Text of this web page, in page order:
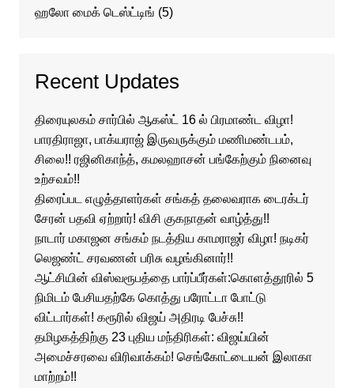
ஹலோ மைக் டெஸ்ட்டிங் (5)
Recent Updates
திரையுலகம் சார்பில் ஆகஸ்ட் 16 ல் பிரமாண்ட விழா!
பாரதிராஜா, பாக்யராஜ் இருவருக்கும் மணிமண்டபம்,
சிலை!! ரஜினிகாந்த், கமலஹாசன் பங்கேற்கும் நினைவு
உற்சவம்!!
திரைப்பட எழுத்தாளர்கள் சங்கத் தலைவராக டைரக்டர்
சேரன் பதவி ஏற்றார்! விசி குகநாதன் வாழ்த்து!!
நாடார் மகாஜன சங்கம் நடத்திய காமராஜர் விழா! நடிகர்
லெஜண்ட் சரவணன் பரிசு வழங்கினார்!!
ஆட்சியின் விஸ்வரூபத்தை பார்ப்பீர்கள்:கொளத்தூரில் 5
நிமிடம் பேசியதற்கே கொத்து பரோட்டா போட்டு
விட்டார்கள்! கரூரில் விஜய் அதிரடி பேச்சு!!
தமிழகத்திற்கு 23 புதிய மந்திரிகள்: விஜய்யின்
அமைச்சரவை விரிவாக்கம்! செங்கோட்டையன் இலாகா
மாற்றம்!!